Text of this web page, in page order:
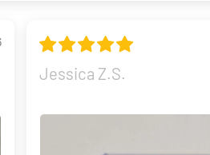
Build and Battle Lost Thunder | Truenos Perdidos
299,90 €
Jessica Z.S.